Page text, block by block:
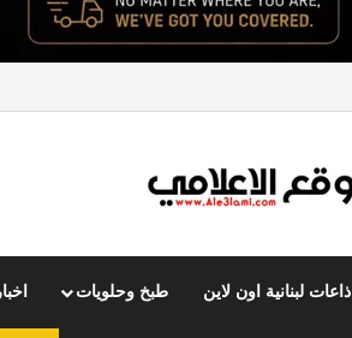
اذاعات لبنانية اون لاين طبخ وحلويات